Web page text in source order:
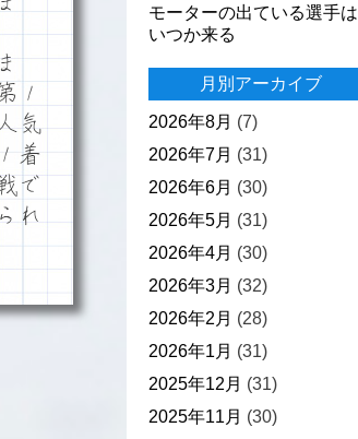
１
気
着
で
れ
モーターの出ている選手は
いつか来る
月別アーカイブ
2026年8月 (7)
2026年7月 (31)
2026年6月 (30)
2026年5月 (31)
2026年4月 (30)
2026年3月 (32)
2026年2月 (28)
2026年1月 (31)
2025年12月 (31)
2025年11月 (30)